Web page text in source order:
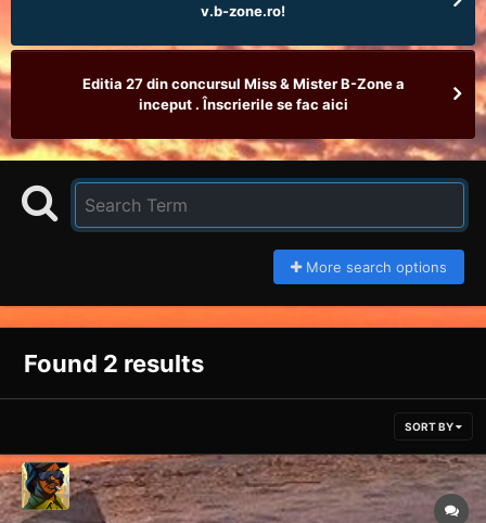
v.b-zone.ro!
Editia 27 din concursul Miss & Mister B-Zone a
inceput . Înscrierile se fac aici
More search options
Found 2 results
SORT BY